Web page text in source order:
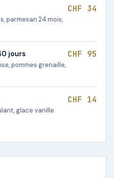
parmesan 24 mois,
CHF 34
jours
pommes grenaille,
CHF 95
glace vanille
CHF 14